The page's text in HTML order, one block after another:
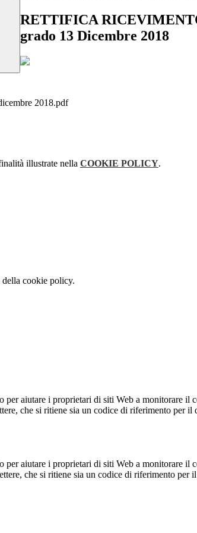
RETTIFICA
grado 13 Dicembre 2018
2018.pdf
illustrate nella COOKIE POLICY.
della cookie policy.
aiutare i proprietari di siti Web a monitorare il
che si ritiene sia un codice di riferimento per
aiutare i proprietari di siti Web a monitorare il
che si ritiene sia un codice di riferimento per